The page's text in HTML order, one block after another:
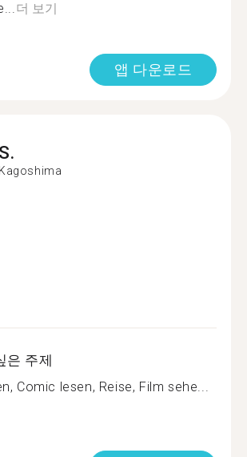
더 보기
앱 다운로드
S.
Kagoshima
은 주제
Comic lesen, Reise, Film sehe...